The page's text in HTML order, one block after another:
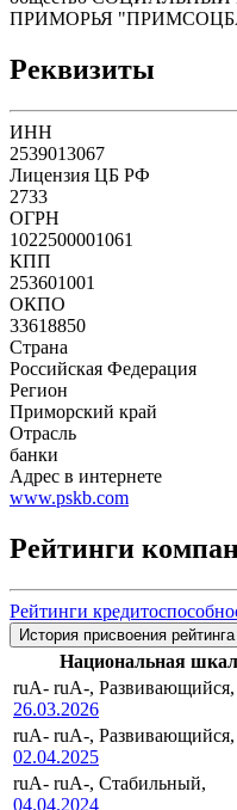
ПРИМОРЬЯ
Реквизиты
ИНН
2539013067
Лицензия ЦБ РФ
2733
ОГРН
1022500001061
КПП
253601001
ОКПО
33618850
Страна
Российская Федерация
Регион
Приморский край
Отрасль
банки
Адрес в интернете
www.pskb.com
Рейтинги
Рейтинги
История присвоения рейтинга
Национальная
ruA- ruA-, Развивающийся,
26.03.2026
ruA- ruA-, Развивающийся,
02.04.2025
ruA- ruA-, Стабильный,
04.04.2024